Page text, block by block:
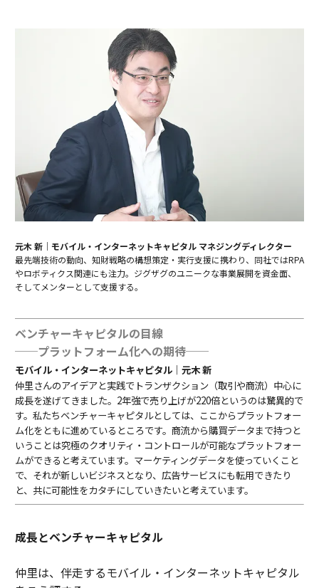
元木 新｜モバイル・インターネットキャピタル マネジングディレクター
最先端技術の動向、知財戦略の構想策定・実行支援に携わり、同社ではRPA
やロボティクス関連にも注力。ジグザグのユニークな事業展開を資金面、
そしてメンターとして支援する。
ベンチャーキャピタルの目線
──プラットフォーム化への期待──
モバイル・インターネットキャピタル｜元木 新
仲里さんのアイデアと実践でトランザクション（取引や商流）中心に
成長を遂げてきました。2年強で売り上げが220倍というのは驚異的で
す。私たちベンチャーキャピタルとしては、ここからプラットフォー
ム化をともに進めているところです。商流から購買データまで持つと
いうことは究極のクオリティ・コントロールが可能なプラットフォー
ムができると考えています。マーケティングデータを使っていくこと
で、それが新しいビジネスとなり、広告サービスにも転用できたり
と、共に可能性をカタチにしていきたいと考えています。
成長とベンチャーキャピタル
仲里は、伴走するモバイル・インターネットキャピタル